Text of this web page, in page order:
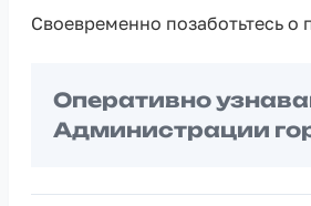
Своевременно позаботьтесь о
Оперативно
Администрации